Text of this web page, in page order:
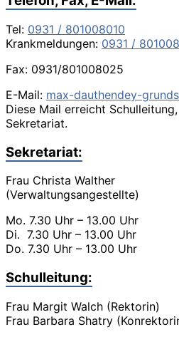
Tel: 0931 / 801008010
Krankmeldungen: 0931 /
Fax: 0931/801008025
E-Mail: max-dauthendey-
Diese Mail erreicht
Sekretariat.
Sekretariat:
Frau Christa Walther
(Verwaltungsangestellte)
Mo. 7.30 Uhr – 13.00 Uhr
Di. 7.30 Uhr – 13.00 Uhr
Do. 7.30 Uhr – 13.00 Uhr
Schulleitung:
Frau Margit Walch (Rektorin)
Frau Barbara Shatry